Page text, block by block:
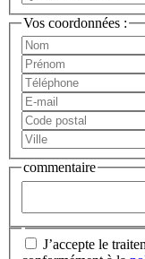
Vos coordonnées :
commentaire
J’accepte le